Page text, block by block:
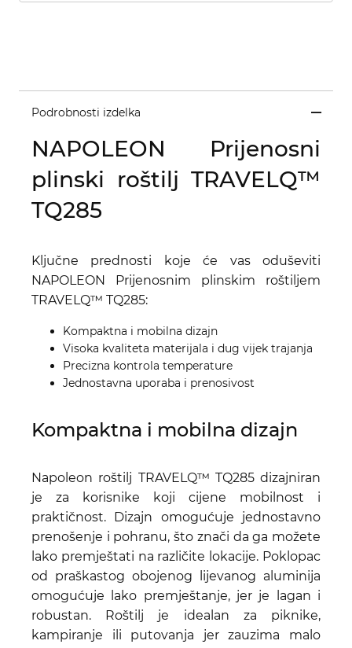
Podrobnosti izdelka
NAPOLEON Prijenosni
plinski roštilj TRAVELQ™
TQ285
Ključne prednosti koje će vas oduševiti
NAPOLEON Prijenosnim plinskim roštiljem
TRAVELQ™ TQ285:
Kompaktna i mobilna dizajn
Visoka kvaliteta materijala i dug vijek trajanja
Precizna kontrola temperature
Jednostavna uporaba i prenosivost
Kompaktna i mobilna dizajn
Napoleon roštilj TRAVELQ™ TQ285 dizajniran
je za korisnike koji cijene mobilnost i
praktičnost. Dizajn omogućuje jednostavno
prenošenje i pohranu, što znači da ga možete
lako premještati na različite lokacije. Poklopac
od praškastog obojenog lijevanog aluminija
omogućuje lako premještanje, jer je lagan i
robustan. Roštilj je idealan za piknike,
kampiranje ili putovanja jer zauzima malo